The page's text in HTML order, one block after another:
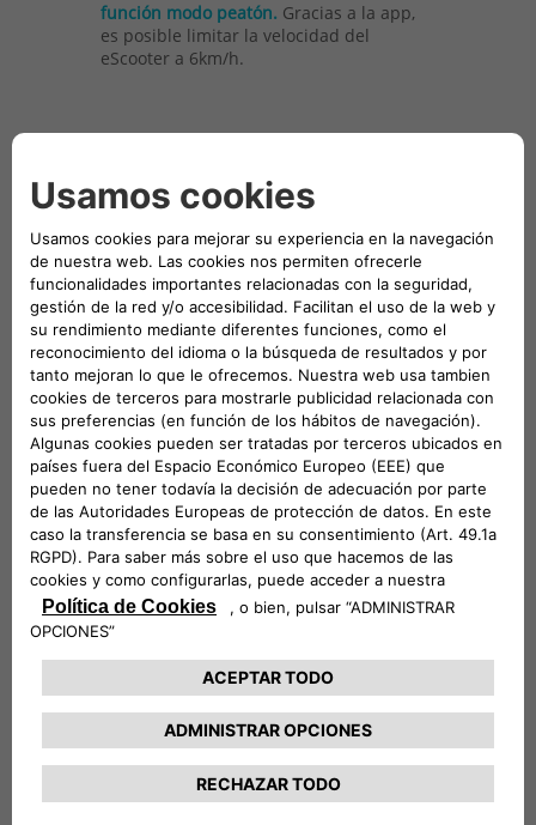
función modo peatón. Gracias a la app,
es posible limitar la velocidad del
eScooter a 6km/h.
Conectado a tu Nuevo
500. Y también a tu
smartphone.
Gestiona tu 500 Iride directamente desde
tu móvil con laaplicación específica 500
Iride.Además de elegir entre3 modos de
conducción diferentesinspirados en los
del Nuevo 500 (
Sherpa, Normal y Sport),
también puedes configurar el control de
crucero o comprobar el estado de la
batería, la autonomía, la velocidad real, la
distancia total del viaje y el tiempo, el
ahorro de CO2 directamente en tu móvil.
Además, tienes un perfil múltiple para
compartir tu 500 Iride con hasta 4